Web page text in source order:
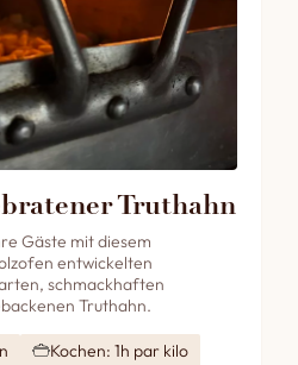
Truthahn
Gäste mit diesem
entwickelten
schmackhaften
Truthahn.
Kochen: 1h par kilo